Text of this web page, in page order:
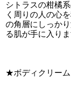
シトラスの柑橘
く周りの人の心
の角層にしっか
る肌が手に入りま
★ボディクリーム